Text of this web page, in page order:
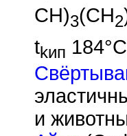
CH)3(CH2
tkип
и